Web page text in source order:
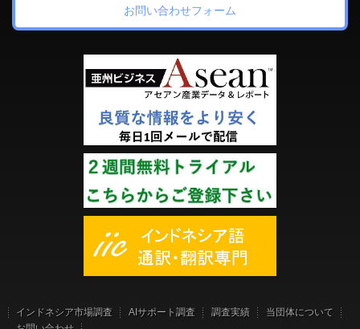
お問い合わせフォーム
インドネシア市場調査 AIサポート調査 調査実績
当団体について